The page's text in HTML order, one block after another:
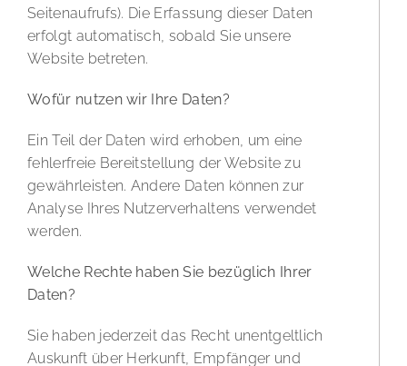
Seitenaufrufs). Die Erfassung dieser Daten
erfolgt automatisch, sobald Sie unsere
Website betreten.
Wofür nutzen wir Ihre Daten?
Ein Teil der Daten wird erhoben, um eine
fehlerfreie Bereitstellung der Website zu
gewährleisten. Andere Daten können zur
Analyse Ihres Nutzerverhaltens verwendet
werden.
Welche Rechte haben Sie bezüglich Ihrer
Daten?
Sie haben jederzeit das Recht unentgeltlich
Auskunft über Herkunft, Empfänger und